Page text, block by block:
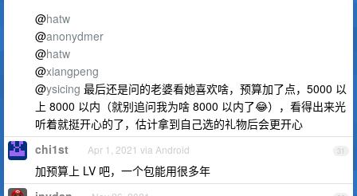
@hatw
@anonydmer
@hatw
@xiangpeng
@ysicing 最后还是问的老婆看她喜欢啥，预算加了点，5000 以
上 8000 以内（就别追问我为啥 8000 以内了😂），看得出来光
听着就挺开心的了，估计拿到自己选的礼物后会更开心
31
chi1st Apr 1, 2021 via Android
加预算上 LV 吧，一个包能用很多年